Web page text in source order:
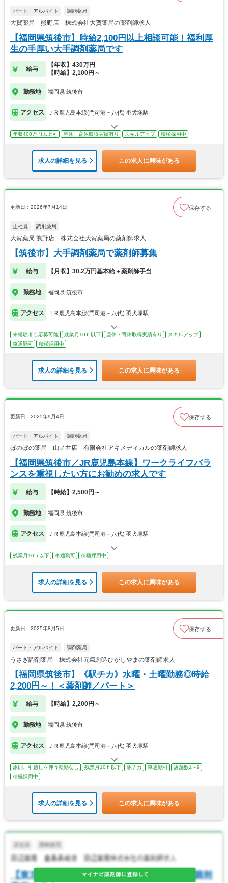
パート・アルバイト 調剤薬局
大賀薬局 熊野店 株式会社大賀薬局の薬剤師求人
【福岡県筑後市】時給2,100円以上相談可能！福利厚
生の手厚い大手調剤薬局です
給与
【年収】430万円
【時給】2,100円～
勤務地 福岡県 筑後市
アクセス ＪＲ鹿児島本線(門司港－八代) 羽犬塚駅
年収400万円以上可 産休・育休取得実績有り スキルアップ 積極採用中
求人の詳細を見る この求人に興味がある
更新日：2026年7月14日 保存する
正社員 調剤薬局
大賀薬局 熊野店 株式会社大賀薬局の薬剤師求人
【筑後市】大手調剤薬局で薬剤師募集
給与 【月収】30.2万円基本給＋薬剤師手当
勤務地 福岡県 筑後市
アクセス ＪＲ鹿児島本線(門司港－八代) 羽犬塚駅
未経験者も応募可能 残業月10ｈ以下 産休・育休取得実績有り
スキルアップ
車通勤可
積極採用中
求人の詳細を見る この求人に興味がある
更新日：2025年9月4日 保存する
パート・アルバイト 調剤薬局
ほのぼの薬局 山ノ井店 有限会社アキメディカルの薬剤師求人
【福岡県筑後市／JR鹿児島本線】ワークライフバラ
ンスを重視したい方にお勧めの求人です
給与 【時給】2,500円～
勤務地 福岡県 筑後市
アクセス ＪＲ鹿児島本線(門司港－八代) 羽犬塚駅
残業月10ｈ以下 車通勤可 積極採用中
求人の詳細を見る この求人に興味がある
更新日：2025年8月5日 保存する
パート・アルバイト 調剤薬局
うさぎ調剤薬局 株式会社元氣創造ひがしやまの薬剤師求人
【福岡県筑後市】《駅チカ》水曜・土曜勤務◎時給
2,200円～！＜薬剤師／パート＞
給与 【時給】2,200円～
勤務地 福岡県 筑後市
アクセス ＪＲ鹿児島本線(門司港－八代) 羽犬塚駅
原則、引越しを伴う転勤なし 残業月10ｈ以下 駅チカ 車通勤可
店舗数1～9
積極採用中
求人の詳細を見る この求人に興味がある